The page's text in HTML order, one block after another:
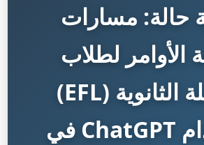
حالة: مسارات
الأوامر لطلاب
المرحلة الثانوية (EFL)
باستخدام ChatGPT في